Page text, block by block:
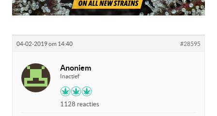
04-02-2019 om 14:40 #28595
Anoniem
Inactief
1128 reacties